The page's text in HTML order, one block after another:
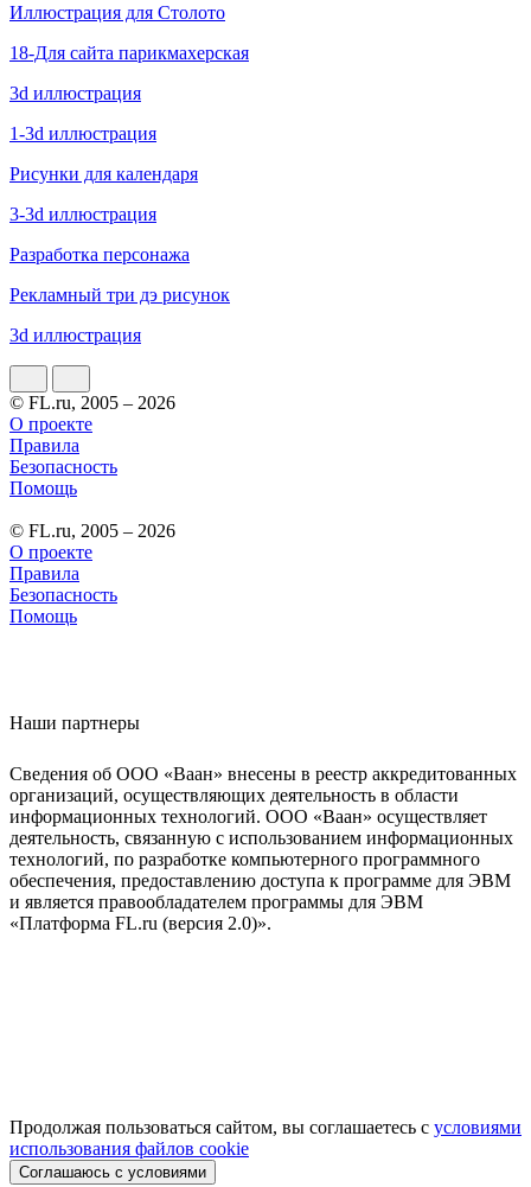
Иллюстрация для Столото
18-Для сайта парикмахерская
3d иллюстрация
1-3d иллюстрация
Рисунки для календаря
3-3d иллюстрация
Разработка персонажа
Рекламный три дэ рисунок
3d иллюстрация
© FL.ru, 2005 – 2026
О проекте
Правила
Безопасность
Помощь
© FL.ru, 2005 – 2026
О проекте
Правила
Безопасность
Помощь
Наши партнеры
Сведения об ООО «Ваан» внесены в реестр аккредитованных
организаций, осуществляющих деятельность в области
информационных технологий. ООО «Ваан» осуществляет
деятельность, связанную с использованием информационных
технологий, по разработке компьютерного программного
обеспечения, предоставлению доступа к программе для ЭВМ
и является правообладателем программы для ЭВМ
«Платформа FL.ru (версия 2.0)».
Продолжая пользоваться сайтом, вы соглашаетесь с условиями
использования файлов cookie
Соглашаюсь с условиями